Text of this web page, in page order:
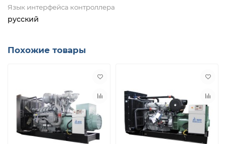
Язык интерфейса контроллера
русский
Похожие товары